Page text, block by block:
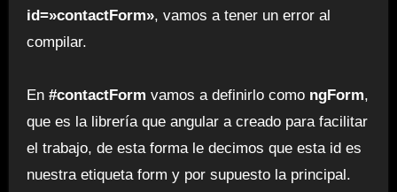
id=»contactForm», vamos a tener un error al
compilar.
En #contactForm vamos a definirlo como ngForm,
que es la librería que angular a creado para facilitar
el trabajo, de esta forma le decimos que esta id es
nuestra etiqueta form y por supuesto la principal.